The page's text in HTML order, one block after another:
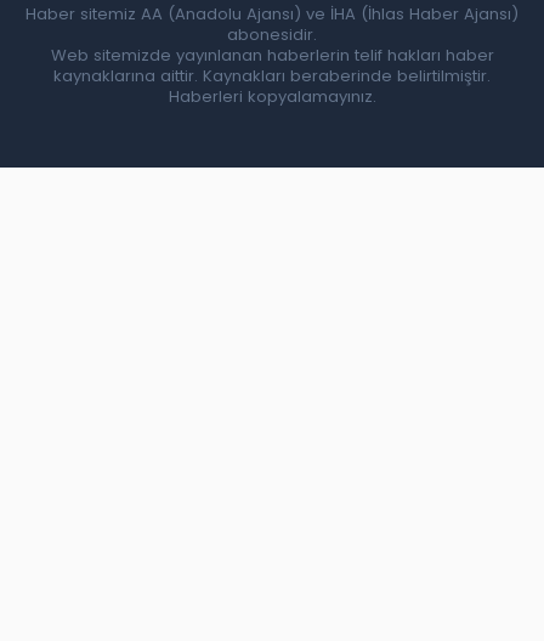
Haber sitemiz AA (Anadolu Ajansı) ve İHA (İhlas Haber Ajansı)
abonesidir.
Web sitemizde yayınlanan haberlerin telif hakları haber
kaynaklarına aittir. Kaynakları beraberinde belirtilmiştir.
Haberleri kopyalamayınız.